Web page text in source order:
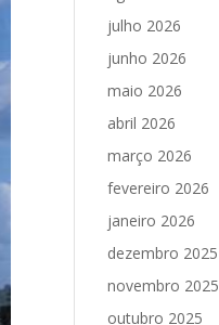
julho 2026
junho 2026
maio 2026
abril 2026
março 2026
fevereiro 2026
janeiro 2026
dezembro 2025
novembro 2025
outubro 2025